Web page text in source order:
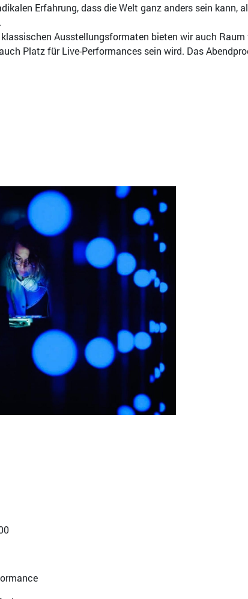
Erfahrung, dass die Welt ganz anders sein
klassischen Ausstellungsformaten bieten wir auch
Platz für Live-Performances sein wird. Das